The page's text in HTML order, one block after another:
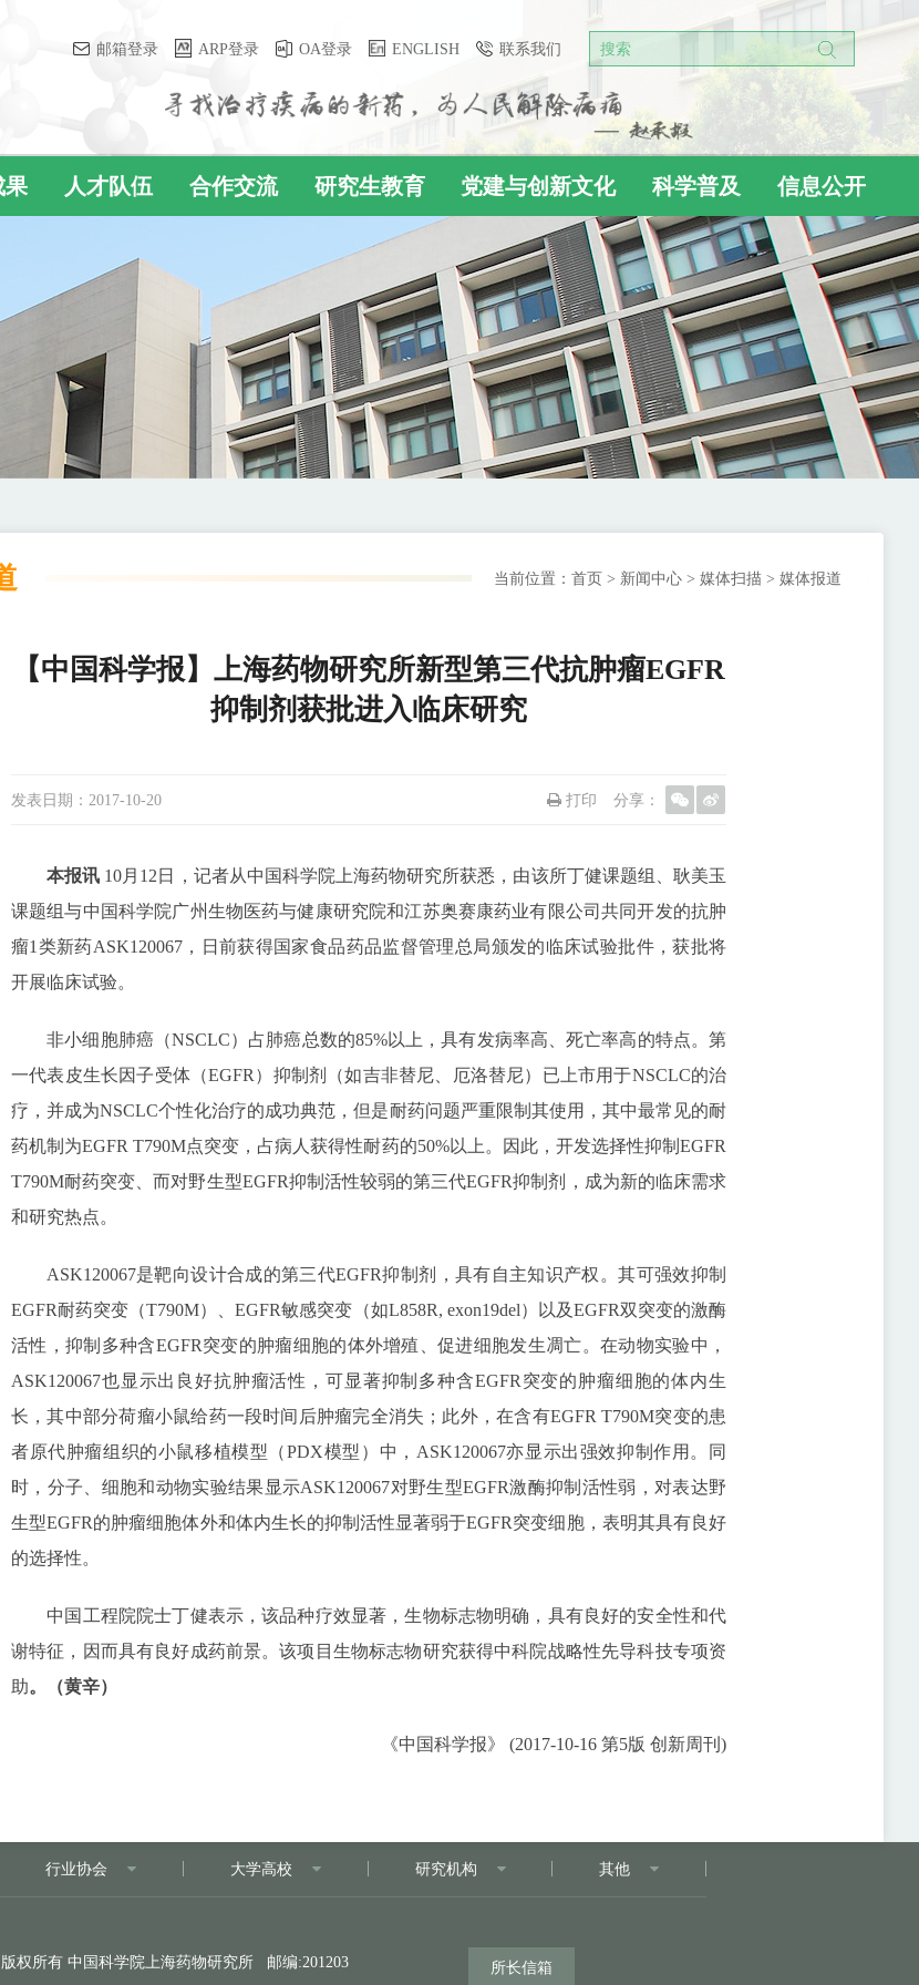
邮箱登录 ARP登录 OA登录 ENGLISH 联系我们 搜索
果 人才队伍 合作交流 研究生教育 党建与创新文化 科学普及 信息公开
当前位置： 首页 > 新闻中心 > 媒体扫描 > 媒体报道
【中国科学报】上海药物研究所新型第三代抗肿瘤EGFR
抑制剂获批进入临床研究
发表日期： 2017-10-20 分享：
打印
本报讯 10月12日，记者从中国科学院上海药物研究所获悉，由该所丁健课题组、耿美玉
课题组与中国科学院广州生物医药与健康研究院和江苏奥赛康药业有限公司共同开发的抗肿
瘤1类新药ASK120067，日前获得国家食品药品监督管理总局颁发的临床试验批件，获批将
开展临床试验。
非小细胞肺癌（NSCLC）占肺癌总数的85%以上，具有发病率高、死亡率高的特点。第
一代表皮生长因子受体（EGFR）抑制剂（如吉非替尼、厄洛替尼）已上市用于NSCLC的治
疗，并成为NSCLC个性化治疗的成功典范，但是耐药问题严重限制其使用，其中最常见的耐
药机制为EGFR T790M点突变，占病人获得性耐药的50%以上。因此，开发选择性抑制EGFR
T790M耐药突变、而对野生型EGFR抑制活性较弱的第三代EGFR抑制剂，成为新的临床需求
和研究热点。
ASK120067是靶向设计合成的第三代EGFR抑制剂，具有自主知识产权。其可强效抑制
EGFR耐药突变（T790M）、EGFR敏感突变（如L858R, exon19del）以及EGFR双突变的激酶
活性，抑制多种含EGFR突变的肿瘤细胞的体外增殖、促进细胞发生凋亡。在动物实验中，
ASK120067也显示出良好抗肿瘤活性，可显著抑制多种含EGFR突变的肿瘤细胞的体内生
长，其中部分荷瘤小鼠给药一段时间后肿瘤完全消失；此外，在含有EGFR T790M突变的患
者原代肿瘤组织的小鼠移植模型（PDX模型）中，ASK120067亦显示出强效抑制作用。同
时，分子、细胞和动物实验结果显示ASK120067对野生型EGFR激酶抑制活性弱，对表达野
生型EGFR的肿瘤细胞体外和体内生长的抑制活性显著弱于EGFR突变细胞，表明其具有良好
的选择性。
中国工程院院士丁健表示，该品种疗效显著，生物标志物明确，具有良好的安全性和代
谢特征，因而具有良好成药前景。该项目生物标志物研究获得中科院战略性先导科技专项资
助。（黄辛）
《中国科学报》 (2017-10-16 第5版 创新周刊)
行业协会 大学高校 研究机构 其他
版权所有 中国科学院上海药物研究所 邮编:201203 所长信箱